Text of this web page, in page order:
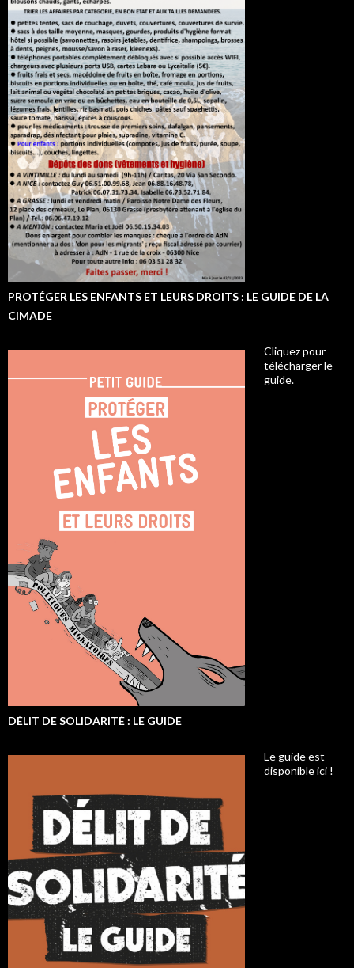
PROTÉGER LES ENFANTS ET LEURS DROITS : LE GUIDE DE LA
CIMADE
Cliquez pour
télécharger le
guide.
DÉLIT DE SOLIDARITÉ : LE GUIDE
Le guide est
disponible ici !